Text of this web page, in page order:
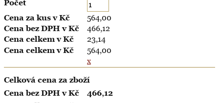
564,00
466,12
23,14
564,00
x
Celková cena za zboží
466,12